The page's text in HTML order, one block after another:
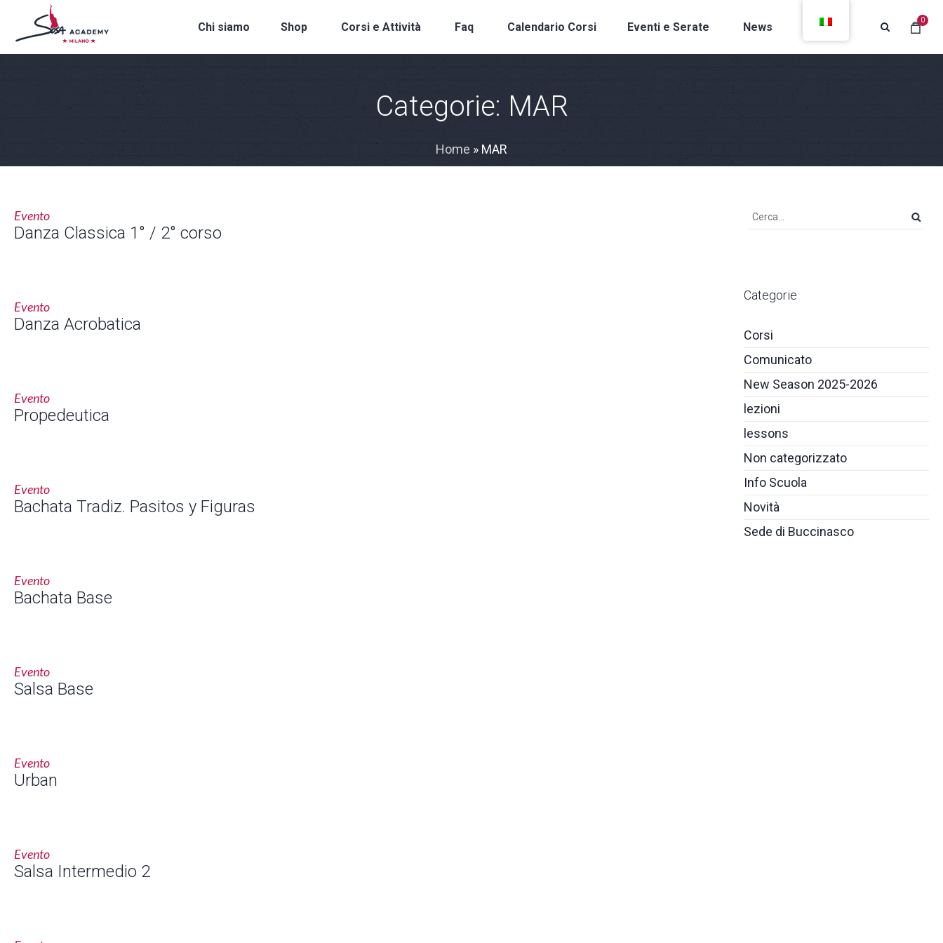
0
Chi siamo Shop Corsi e Attività Faq Calendario Corsi Eventi e Serate News Contatti
Categorie: MAR
Home » MAR
Evento
Danza Classica 1° / 2° corso
Evento
Danza Acrobatica
Evento
Propedeutica
Evento
Bachata Tradiz. Pasitos y Figuras
Evento
Bachata Base
Evento
Salsa Base
Evento
Urban
Evento
Salsa Intermedio 2
Categorie
Corsi
Comunicato
New Season 2025-2026
lezioni
lessons
Non categorizzato
Info Scuola
Novità
Sede di Buccinasco